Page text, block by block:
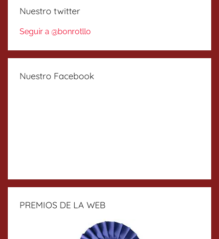
Nuestro twitter
Seguir a @bonrotllo
Nuestro Facebook
PREMIOS DE LA WEB